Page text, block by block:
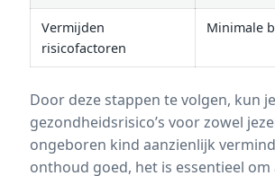
Vermijden
risicofactoren
Minimale
Door deze stappen te volgen, kun
gezondheidsrisico’s voor zowel
ongeboren kind aanzienlijk
onthoud goed, het is essentieel om